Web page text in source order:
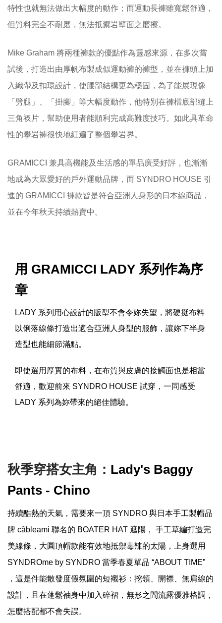
特性也就無法做出大幅度的動作；而運動長褲雖寬鬆舒適，
但質料完全不耐磨，無法抵禦岩壁面之磨擦。
Mike Graham 將兩種褲款的優點作為靈感來源，在多次嘗
試後，打造出由厚帆布製成似運動褲的褲型，並在褲頭上加
入織帶及扣環設計，使腰部結構更為穩固，為了能展現像
「劈腿」、「掛腳」等大幅度動作，他特別在褲檔底部縫上
三角衩片，幫助使用者能順利完成高難度技巧。如此具革命
性的攀岩褲很快地紅遍了整個攀岩界。
GRAMICCI 兼具高機能及生活感的單品廣受好評，也漸漸
地成為大眾愛好的戶外運動品牌，而 SYNDRO HOUSE 引
進的 GRAMICCI 褲款皆是符合亞洲人身形的日本線商品，
並在今年秋天持續熱賣中。
用 GRAMICCI LADY 系列作為序
章
LADY 系列用心設計的版型不會令妳失望，將硬挺布料
以俐落線條打造出適合亞洲人身型的服飾，讓妳下半身
造型也能細節滿點。
即使選用厚實的布料，在布質與皮膚的接觸面也是相當
舒適，歡迎前來 SYNDRO HOUSE 試穿，一同感受
LADY 系列為妳帶來的絕佳體驗。
秋季穿搭女主角： Lady's Baggy
Pants - Chino
持續酷熱的天氣，需要來一頂 SYNDRO 與日本手工製帽品
牌 câbleami 聯名的 BOATER HAT 遮陽， 手工草編打造完
美線條，大圓頂帽款能有效地抵禦毒辣的太陽，上身選用
SYNDROme by SYNDRO 當季春夏單品 “ABOUT TIME”
，這是件能散發度假氛圍的短襯衫：挖領、開襟、無肩線的
設計，且在蓬鬆袖身中加入碎褶，無形之間流露優雅格調，
怎麼搭配都不會失誤。